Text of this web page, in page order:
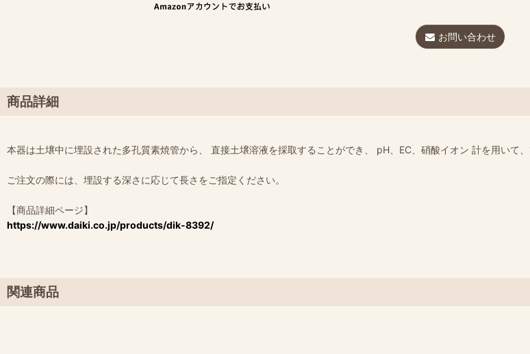
お問い合わせ
商品詳細
本器は土壌中に埋設された多孔質素焼管から、 直接土壌溶液を採取することができ、 pH、EC、硝酸イオン 計を用いて
ご注文の際には、埋設する深さに応じて長さをご指定ください。
【商品詳細ページ】
https://www.daiki.co.jp/products/dik-8392/
関連商品